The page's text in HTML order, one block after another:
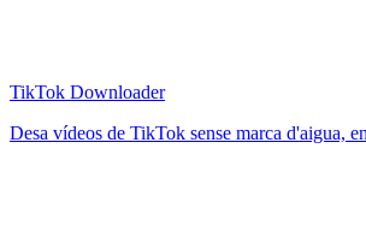
TikTok Downloader
Desa vídeos de TikTok sense marca d'aigua,